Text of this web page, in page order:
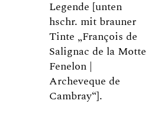
Legende [unten
hschr. mit brauner
Tinte „François de
Salignac de la Motte
Fenelon |
Archeveque de
Cambray“].